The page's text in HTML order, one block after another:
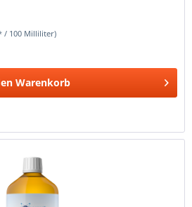
/ 100 Milliliter)
Warenkorb